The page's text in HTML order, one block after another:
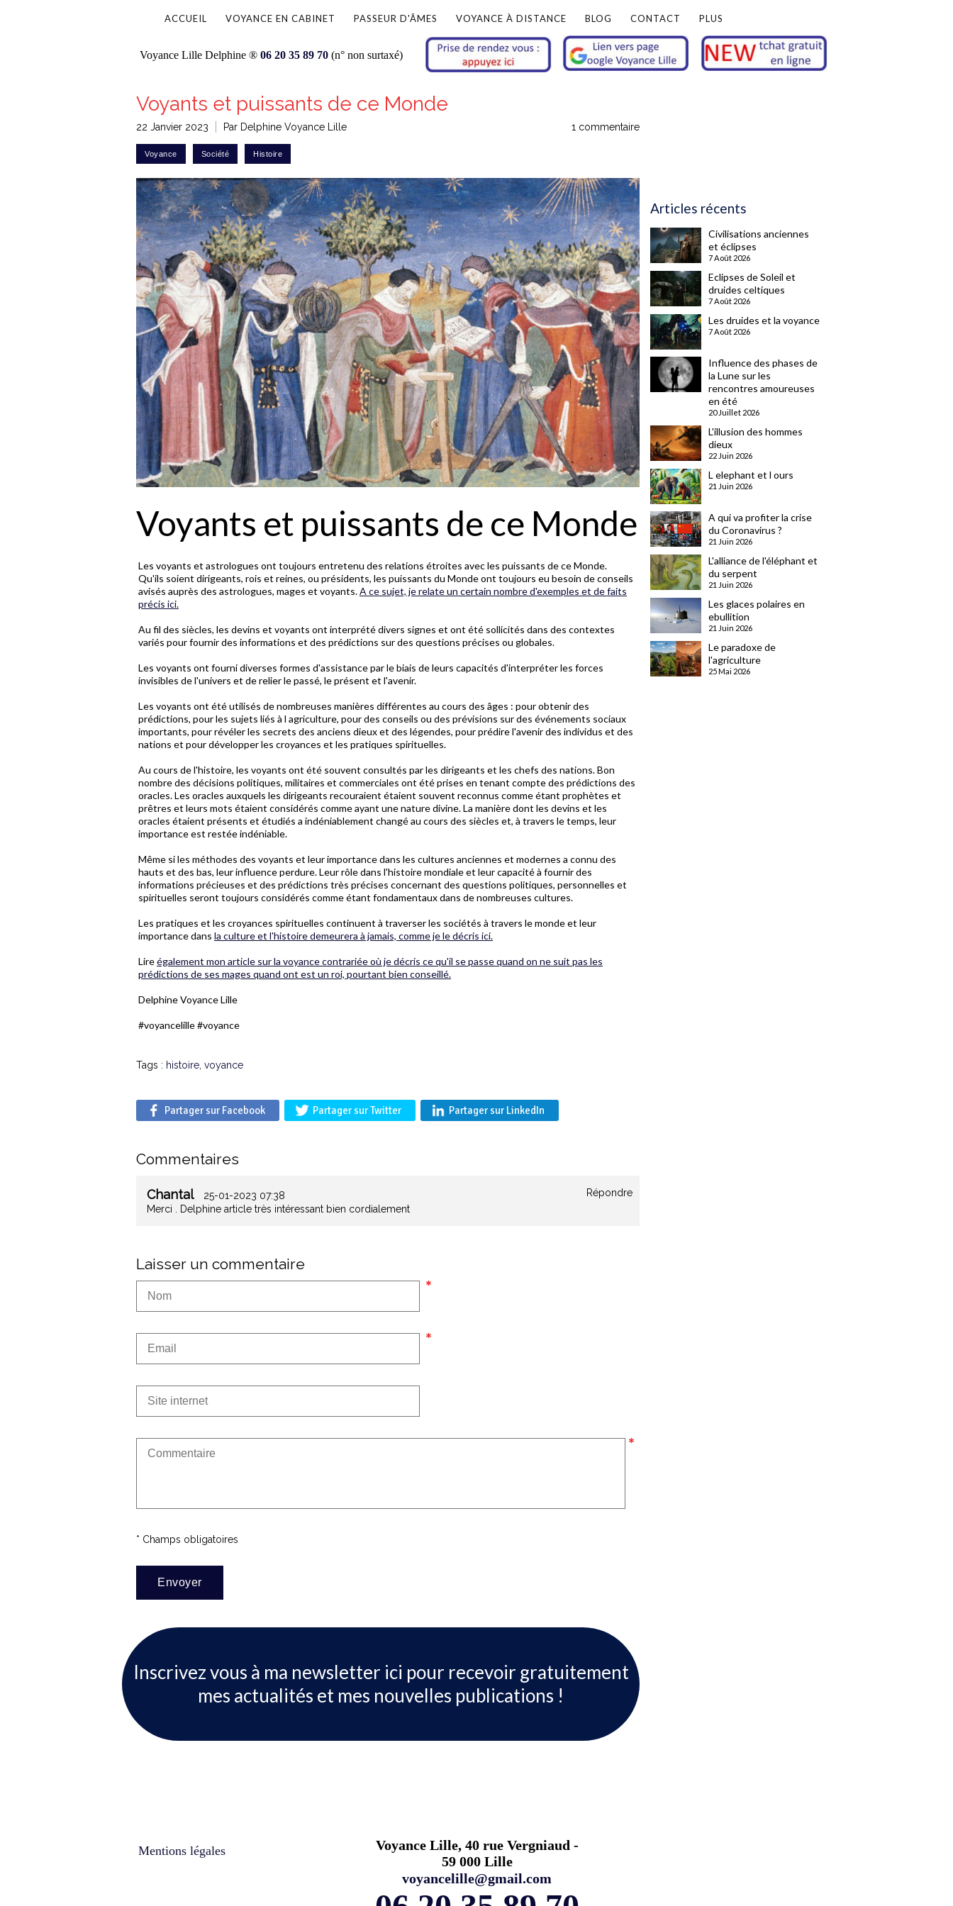
Voyance Lille Delphine ® 06 20 35 89 70 (n° non surtaxé)
ACCUEIL VOYANCE EN CABINET PASSEUR D'ÂMES VOYANCE À DISTANCE BLOG CONTACT PLUS
Voyants et puissants de ce Monde
22 Janvier 2023 Par Delphine Voyance Lille 1 commentaire
Voyants et puissants de ce Monde
Les voyants et astrologues ont toujours entretenu des relations étroites avec les puissants de ce Monde.
Qu'ils soient dirigeants, rois et reines, ou présidents, les puissants du Monde ont toujours eu besoin de conseils
avisés auprès des astrologues, mages et voyants.A ce sujet, je relate un certain nombre d'exemples et de faits
précis ici.
Au fil des siècles, les devins et voyants ont interprété divers signes et ont été sollicités dans des contextes
variés pour fournir des informations et des prédictions sur des questions précises ou globales.
Les voyants ont fourni diverses formes d'assistance par le biais de leurs capacités d'interpréter les forces
invisibles de l'univers et de relier le passé, le présent et l'avenir.
Les voyants ont été utilisés de nombreuses manières différentes au cours des âges : pour obtenir des
prédictions, pour les sujets liés à l agriculture, pour des conseils ou des prévisions sur des événements sociaux
importants, pour révéler les secrets des anciens dieux et des légendes, pour prédire l'avenir des individus et des
nations et pour développer les croyances et les pratiques spirituelles.
Au cours de l'histoire, les voyants ont été souvent consultés par les dirigeants et les chefs des nations. Bon
nombre des décisions politiques, militaires et commerciales ont été prises en tenant compte des prédictions des
oracles. Les oracles auxquels les dirigeants recouraient étaient souvent reconnus comme étant prophètes et
prêtres et leurs mots étaient considérés comme ayant une nature divine. La manière dont les devins et les
oracles étaient présents et étudiés a indéniablement changé au cours des siècles et, à travers le temps, leur
importance est restée indéniable.
Même si les méthodes des voyants et leur importance dans les cultures anciennes et modernes a connu des
hauts et des bas, leur influence perdure. Leur rôle dans l'histoire mondiale et leur capacité à fournir des
informations précieuses et des prédictions très précises concernant des questions politiques, personnelles et
spirituelles seront toujours considérés comme étant fondamentaux dans de nombreuses cultures.
Les pratiques et les croyances spirituelles continuent à traverser les sociétés à travers le monde et leur
importance dans la culture et l'histoire demeurera à jamais, comme je le décris ici.
Lireégalement mon article sur la voyance contrariée où je décris ce qu'il se passe quand on ne suit pas les
prédictions de ses mages quand ont est un roi, pourtant bien conseillé.
Delphine Voyance Lille
#voyancelille #voyance
Tags : histoire voyance
Partager sur Facebook Partager sur Twitter Partager sur LinkedIn
Commentaires
Chantal 25-01-2023 07:38
Répondre
Merci . Delphine article très intéressant bien cordialement
Laisser un commentaire
* Champs obligatoires
Articles récents
Civilisations anciennes
et éclipses
7 Août 2026
Eclipses de Soleil et
druides celtiques
7 Août 2026
Les druides et la voyance
7 Août 2026
Influence des phases de
la Lune sur les
rencontres amoureuses
en été
20 Juillet 2026
L'illusion des hommes
dieux
22 Juin 2026
L elephant et l ours
21 Juin 2026
A qui va profiter la crise
du Coronavirus ?
21 Juin 2026
L'alliance de l'éléphant et
du serpent
21 Juin 2026
Les glaces polaires en
ebullition
21 Juin 2026
Le paradoxe de
l'agriculture
25 Mai 2026
Inscrivez vous à ma newsletter ici pour recevoir gratuitement
mes actualités et mes nouvelles publications !
Voyance Lille, 40 rue Vergniaud -
59 000 Lille
voyancelille@gmail.com
Mentions légales